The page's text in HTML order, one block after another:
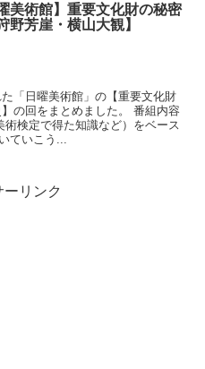
美術館】重要文化財の秘密
野芳崖・横山大観】
「日曜美術館」の【重要文化財
の回をまとめました。 番組内容
検定で得た知識など）をベース
ていこう...
ーリンク